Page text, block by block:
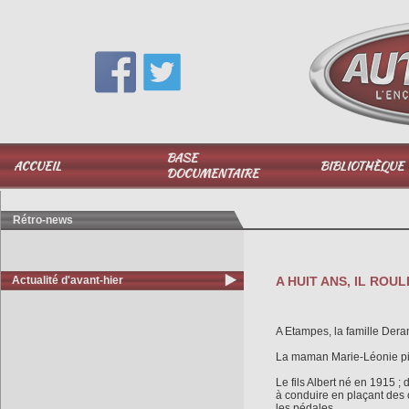
ACCUEIL
BASE
DOCUMENTAIRE
BIBLIOTHÈQUE
06 51 040 025
Rétro-news
Actualité d'avant-hier A HUIT ANS, IL
A Etampes, la famille
La maman Marie-Léonie
Le fils Albert né en 1915 ;
à conduire en plaçant des